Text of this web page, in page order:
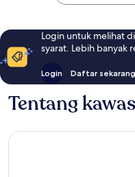
Login untuk melihat
syarat. Lebih banyak
Login Daftar
Tentang